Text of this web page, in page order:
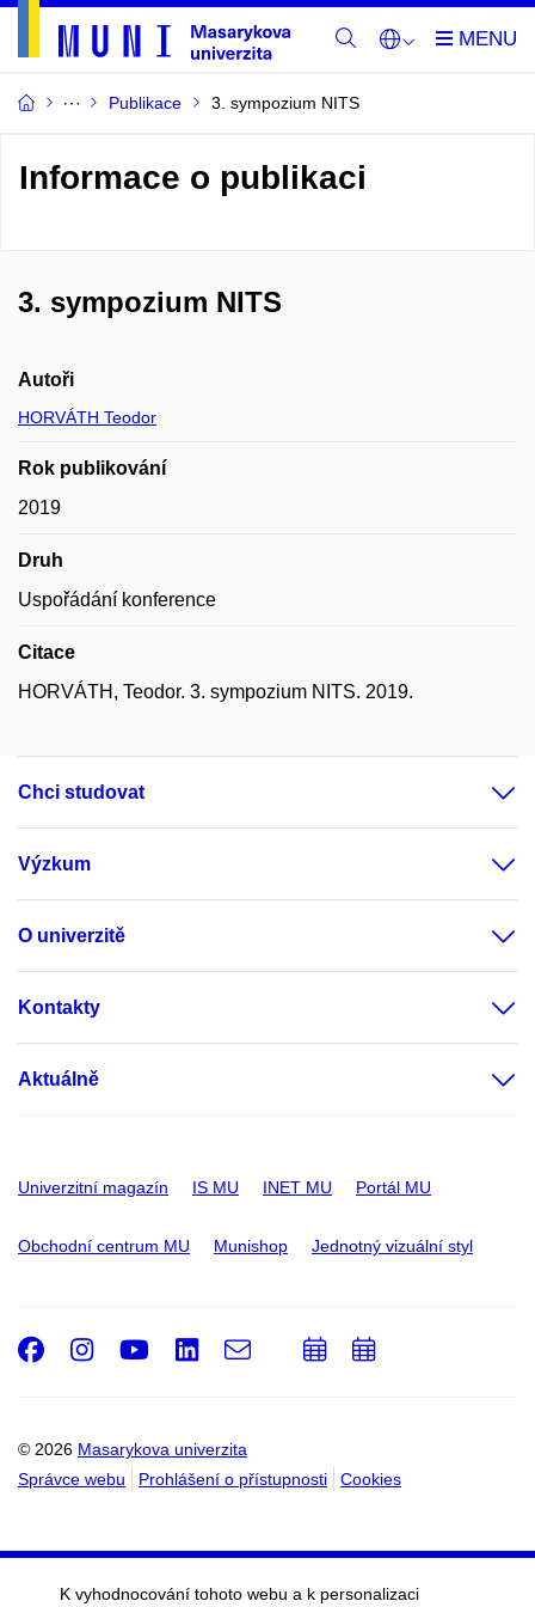
Publikace 3. sympozium NITS
Informace o publikaci
3. sympozium NITS
Autoři
HORVÁTH Teodor
Rok publikování
2019
Druh
Uspořádání konference
Citace
HORVÁTH, Teodor. 3. sympozium NITS. 2019.
Chci studovat
Výzkum
O univerzitě
Kontakty
Aktuálně
Univerzitní magazín IS MU INET MU Portál MU
Obchodní centrum MU Munishop Jednotný vizuální styl
© 2026 Masarykova univerzita
Správce webu
Prohlášení o přístupnosti Cookies
Facebook
Instagram
Youtube
LinkedIn
e-
PřidatPřidat
K vyhodnocování tohoto webu a k personalizaci